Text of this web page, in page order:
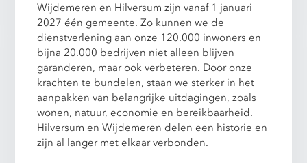
Wijdemeren en Hilversum zijn vanaf 1 januari
2027 één gemeente. Zo kunnen we de
dienstverlening aan onze 120.000 inwoners en
bijna 20.000 bedrijven niet alleen blijven
garanderen, maar ook verbeteren. Door onze
krachten te bundelen, staan we sterker in het
aanpakken van belangrijke uitdagingen, zoals
wonen, natuur, economie en bereikbaarheid.
Hilversum en Wijdemeren delen een historie en
zijn al langer met elkaar verbonden.